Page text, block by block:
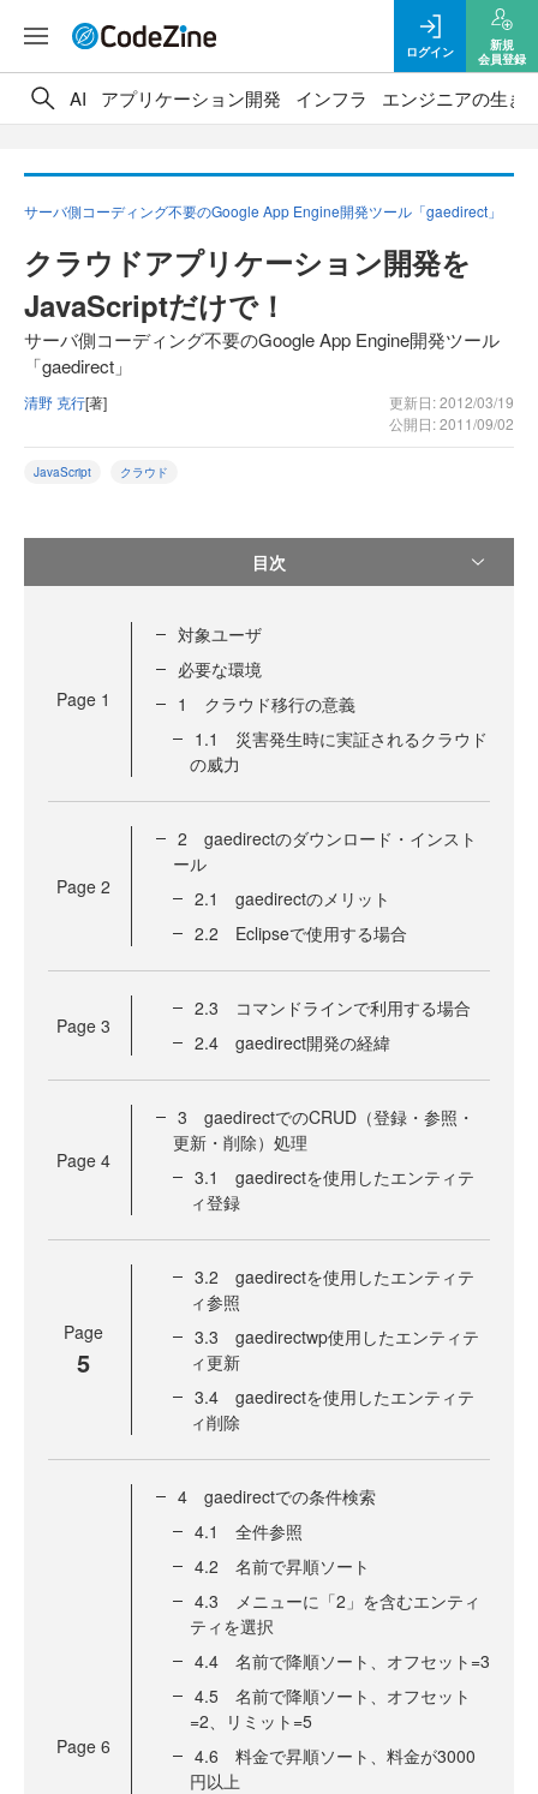
ログイン
新規
会員登録
AI アプリケーション開発 インフラ エンジニアの生き
サーバ側コーディング不要のGoogle App Engine開発ツール「gaedirect」
クラウドアプリケーション開発を
JavaScriptだけで！
サーバ側コーディング不要のGoogle App Engine開発ツール
「gaedirect」
清野 克行[著]
更新日: 2012/03/19
公開日: 2011/09/02
JavaScript クラウド
目次
Page 1
対象ユーザ
必要な環境
1 クラウド移行の意義
1.1 災害発生時に実証されるクラウド
の威力
Page 2
2 gaedirectのダウンロード・インスト
ール
2.1 gaedirectのメリット
2.2 Eclipseで使用する場合
Page 3
2.3 コマンドラインで利用する場合
2.4 gaedirect開発の経緯
Page 4
3 gaedirectでのCRUD（登録・参照・
更新・削除）処理
3.1 gaedirectを使用したエンティテ
ィ登録
Page
5
3.2 gaedirectを使用したエンティテ
ィ参照
3.3 gaedirectwp使用したエンティテ
ィ更新
3.4 gaedirectを使用したエンティテ
ィ削除
Page 6
4 gaedirectでの条件検索
4.1 全件参照
4.2 名前で昇順ソート
4.3 メニューに「2」を含むエンティ
ティを選択
4.4 名前で降順ソート、オフセット=3
4.5 名前で降順ソート、オフセット
=2、リミット=5
4.6 料金で昇順ソート、料金が3000
円以上